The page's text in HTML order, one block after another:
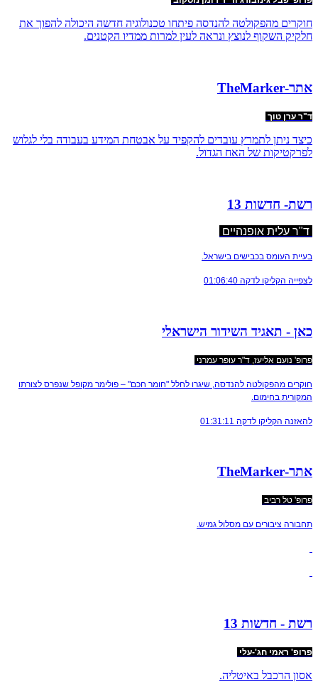
חוקרים מהפקולטה להנדסה פיתחו טכנולוגיה חדשה היכולה להפוך את
חלקיק השקוף לנוצץ ונראה לעין למרות ממדיו הקטנים.
אתר-TheMarker
ד"ר ערן טוך
​כיצד ניתן לתמרץ עובדים להקפיד על אבטחת המידע בעבודה בלי לגלוש
לפרקטיקות של האח הגדול.
רשת- חדשות 13
ד"ר עלית אופנהיים
בעיית העומס בכבישים בישראל.
לצפייה הקליקו לדקה 01:06:40
כאן - תאגיד השידור הישראלי
פרופ' נועם אליעז, ד"ר עופר עמרני
חוקרים מהפקולטה להנדסה, שיגרו לחלל "חומר חכם" – פולימר מקופל שנפרס לצורתו
המקורית בחימום.
להאזנה הקליקו לדקה 01:31:11​
אתר-TheMarker
פרופ' טל רביב
תחבורה ציבורים עם מסלול גמיש.
רשת - חדשות 13
פרופ' ראמי חג'-עלי
אסון הרכבל באיטליה.